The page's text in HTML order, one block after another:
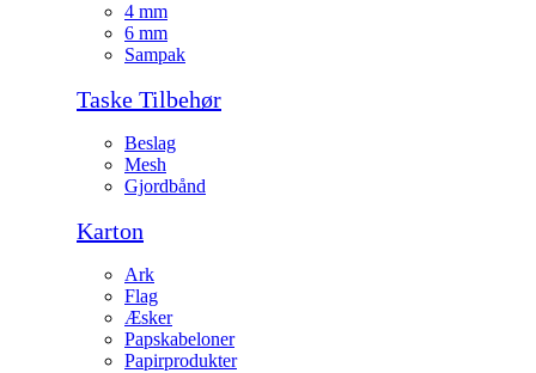
4 mm
6 mm
Sampak
Taske Tilbehør
Beslag
Mesh
Gjordbånd
Karton
Ark
Flag
Æsker
Papskabeloner
Papirprodukter